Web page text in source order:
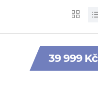
39 999 Kč